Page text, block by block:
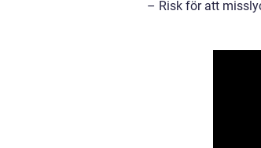
– Risk för att